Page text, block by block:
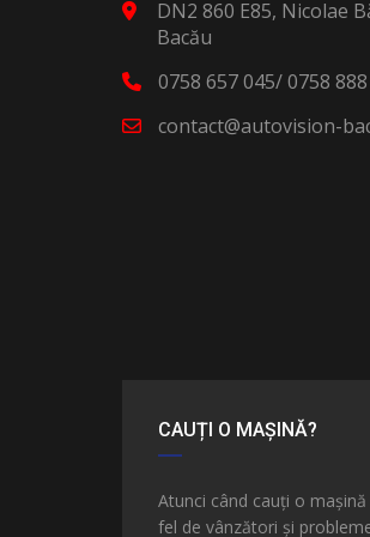
DN2 860 E85, Nicolae
Bacău
0758 657 045/ 0758
contact@autovision-
CAUȚI O MAȘINĂ?
Atunci când cauți o
fel de vânzători și